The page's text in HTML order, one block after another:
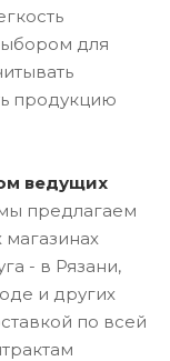
для
продукцию
ведущих
предлагаем
- в Рязани,
и других
по всей